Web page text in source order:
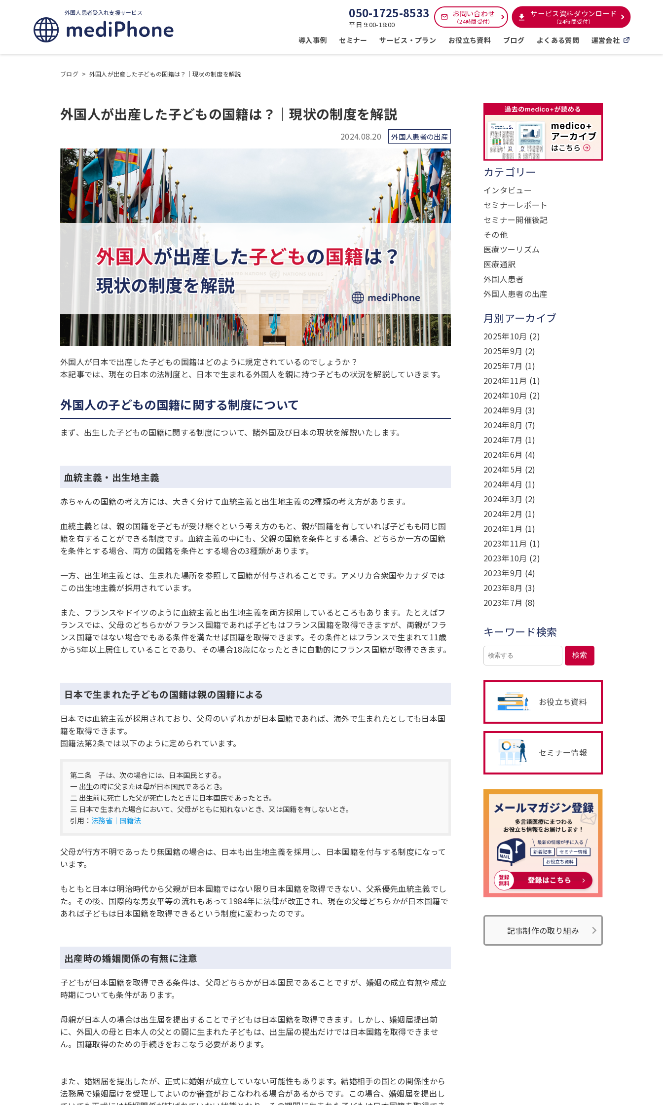
外国人患者受入れ支援サービス 050-1725-8533
平日 9:00-18:00
お問い合わせ
（24時間受付）
サービス資料ダウンロード
（24時間受付）
導入事例 セミナー サービス・プラン お役立ち資料 ブログ よくある質問 運営会社
ブログ> 外国人が出産した子どもの国籍は？｜現状の制度を解説
外国人が出産した子どもの国籍は？｜現状の制度を解説
2024.08.20 外国人患者の出産
外国人が日本で出産した子どもの国籍はどのように規定されているのでしょうか？
本記事では、現在の日本の法制度と、日本で生まれる外国人を親に持つ子どもの状況を解説していきます。
外国人の子どもの国籍に関する制度について
まず、出生した子どもの国籍に関する制度について、諸外国及び日本の現状を解説いたします。
血統主義・出生地主義
赤ちゃんの国籍の考え方には、大きく分けて血統主義と出生地主義の2種類の考え方があります。
血統主義とは、親の国籍を子どもが受け継ぐという考え方のもと、親が国籍を有していれば子どもも同じ国
籍を有することができる制度です。血統主義の中にも、父親の国籍を条件とする場合、どちらか一方の国籍
を条件とする場合、両方の国籍を条件とする場合の3種類があります。
一方、出生地主義とは、生まれた場所を参照して国籍が付与されることです。アメリカ合衆国やカナダでは
この出生地主義が採用されています。
また、フランスやドイツのように血統主義と出生地主義を両方採用しているところもあります。たとえばフ
ランスでは、父母のどちらかがフランス国籍であれば子どもはフランス国籍を取得できますが、両親がフラ
ンス国籍ではない場合でもある条件を満たせば国籍を取得できます。その条件とはフランスで生まれて11歳
から5年以上居住していることであり、その場合18歳になったときに自動的にフランス国籍が取得できます。
日本で生まれた子どもの国籍は親の国籍による
日本では血統主義が採用されており、父母のいずれかが日本国籍であれば、海外で生まれたとしても日本国
籍を取得できます。
国籍法第2条では以下のように定められています。
第二条 子は、次の場合には、日本国民とする。
一 出生の時に父または母が日本国民であるとき。
二 出生前に死亡した父が死亡したときに日本国民であったとき。
三 日本で生まれた場合において、父母がともに知れないとき、又は国籍を有しないとき。
引用： 法務省｜国籍法
父母が行方不明であったり無国籍の場合は、日本も出生地主義を採用し、日本国籍を付与する制度になって
います。
もともと日本は明治時代から父親が日本国籍ではない限り日本国籍を取得できない、父系優先血統主義でし
た。その後、国際的な男女平等の流れもあって1984年に法律が改正され、現在の父母どちらかが日本国籍で
あれば子どもは日本国籍を取得できるという制度に変わったのです。
出産時の婚姻関係の有無に注意
子どもが日本国籍を取得できる条件は、父母どちらかが日本国民であることですが、婚姻の成立有無や成立
時期についても条件があります。
母親が日本人の場合は出生届を提出することで子どもは日本国籍を取得できます。しかし、婚姻届提出前
に、外国人の母と日本人の父との間に生まれた子どもは、出生届の提出だけでは日本国籍を取得できませ
ん。国籍取得のための手続きをおこなう必要があります。
また、婚姻届を提出したが、正式に婚姻が成立していない可能性もあります。結婚相手の国との関係性から
法務局で婚姻届けを受理してよいのか審査がおこなわれる場合があるからです。この場合、婚姻届を提出し
カテゴリー
インタビュー
セミナーレポート
セミナー開催後記
その他
医療ツーリズム
医療通訳
外国人患者
外国人患者の出産
月別アーカイブ
2025年10月 (2)
2025年9月 (2)
2025年7月 (1)
2024年11月 (1)
2024年10月 (2)
2024年9月 (3)
2024年8月 (7)
2024年7月 (1)
2024年6月 (4)
2024年5月 (2)
2024年4月 (1)
2024年3月 (2)
2024年2月 (1)
2024年1月 (1)
2023年11月 (1)
2023年10月 (2)
2023年9月 (4)
2023年8月 (3)
2023年7月 (8)
キーワード検索
検索
お役立ち資料
セミナー情報
記事制作の取り組み